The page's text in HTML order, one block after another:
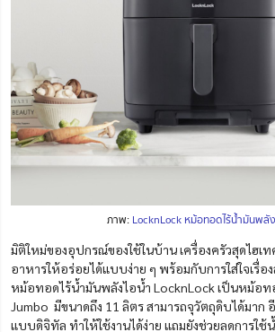
ภาพ: LocknLock หม้อทอดไร้น้ำมันพลั
มิติใหม่ของอุปกรณ์ของใช้ในบ้าน เครื่องครัวสุดไฮเ
อาหารให้อร่อยได้แบบง่าย ๆ พร้อมกับการใส่ใจเรื่อ
หม้อทอดไร้น้ำมันพลังไอน้ำ LocknLock เป็นหม้อท
Jumbo มีขนาดถึง 11 ลิตร สามารถจุวัตถุดิบได้มาก
แบบดิจิทัล ทำให้ใช้งานได้ง่าย แถมยังช่วยลดการใช้